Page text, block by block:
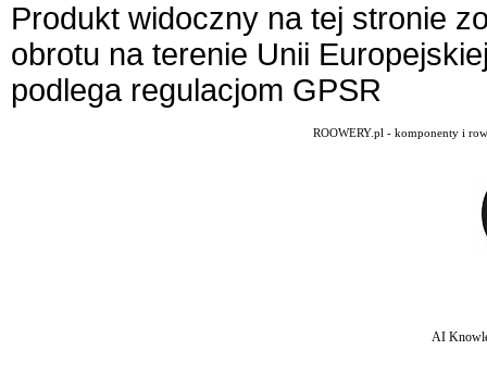
Produkt widoczny na tej stronie
obrotu na terenie Unii
podlega regulacjom GPSR
ROOWERY.pl - komponenty i
AI